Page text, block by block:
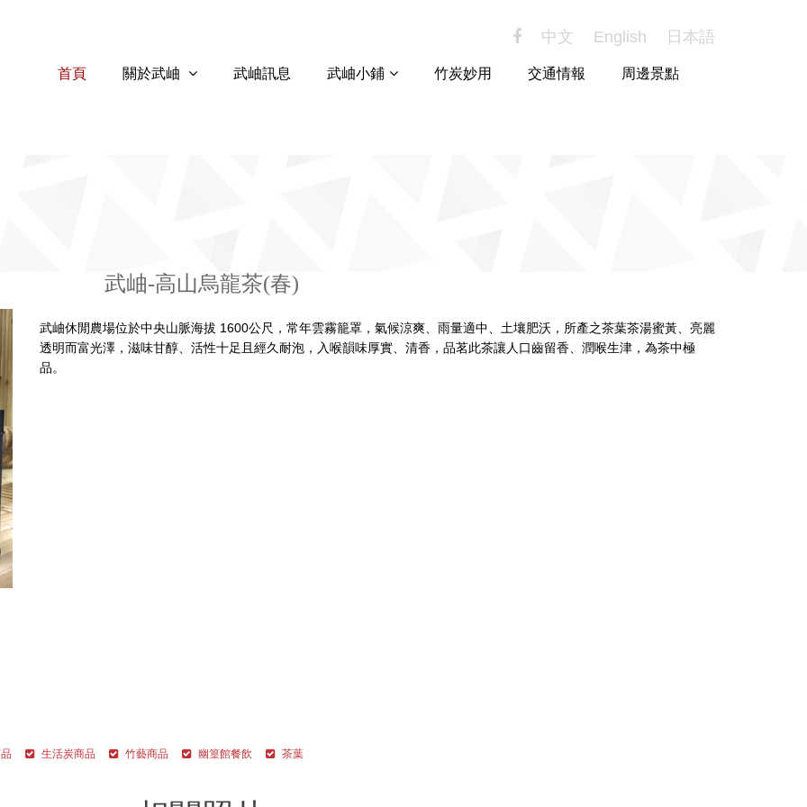
中文 English 日本語
首頁 關於武岫 武岫訊息 武岫小鋪 竹炭妙用 交通情報 周邊景點
武岫-高山烏龍茶(春)
武岫休閒農場位於中央山脈海拔 1600公尺，常年雲霧籠罩，氣候涼爽、雨量適中、土壤肥沃，所產之茶葉茶湯蜜黃、亮麗
透明而富光澤，滋味甘醇、活性十足且經久耐泡，入喉韻味厚實、清香，品茗此茶讓人口齒留香、潤喉生津，為茶中極
品。
生活炭商品 竹藝商品 幽篁館餐飲 茶葉